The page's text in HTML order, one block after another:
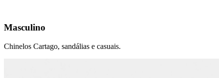
Masculino
Chinelos Cartago, sandálias e casuais.